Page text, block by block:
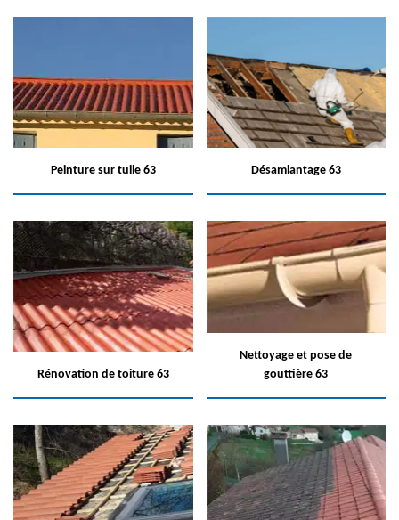
Peinture sur tuile 63 Désamiantage 63
Rénovation de toiture 63
Nettoyage et pose de
gouttière 63